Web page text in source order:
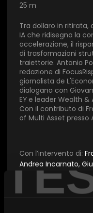
25 m
Tra dollaro in ritirata,
IA che ridisegna la
accelerazione, il
di trasformazioni
traiettorie. Antonio
redazione di
giornalista de
dialogano con
EY e leader Wealth &
Con il contributo di
of Multi Asset presso
Con l’intervento di:
Andrea Incarnato,